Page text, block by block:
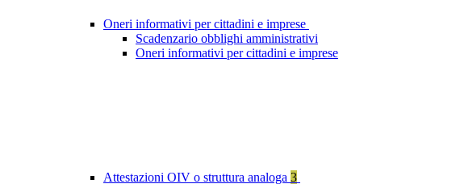
Oneri informativi per cittadini e imprese
Scadenzario obblighi amministrativi
Oneri informativi per cittadini e imprese
Attestazioni OIV o struttura analoga 3